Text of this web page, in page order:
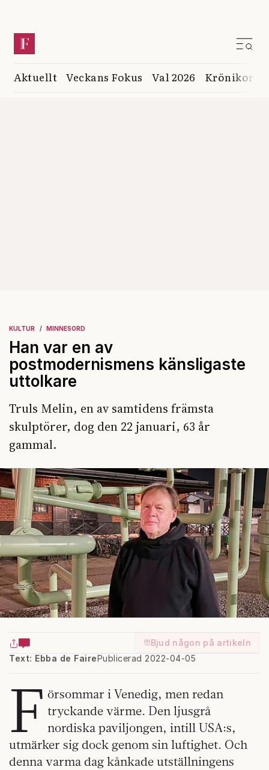
Aktuellt Veckans Fokus Val 2026 Krönikor
KULTUR MINNESORD
Han var en av
postmodernismens känsligaste
uttolkare
Truls Melin, en av samtidens främsta
skulptörer, dog den 22 januari, 63 år
gammal.
Bjud någon på artikeln
Text: Ebba de FairePublicerad 2022-04-05
F örsommar i Venedig, men redan
tryckande värme. Den ljusgrå
nordiska paviljongen, intill USA:s,
utmärker sig dock genom sin luftighet. Och
denna varma dag kånkade utställningens